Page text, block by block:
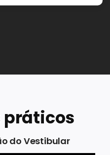
do Vestibular